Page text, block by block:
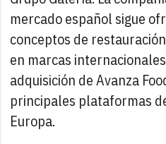
mercado español sigue
conceptos de
en marcas
adquisición de Avanza
principales plataformas
Europa.